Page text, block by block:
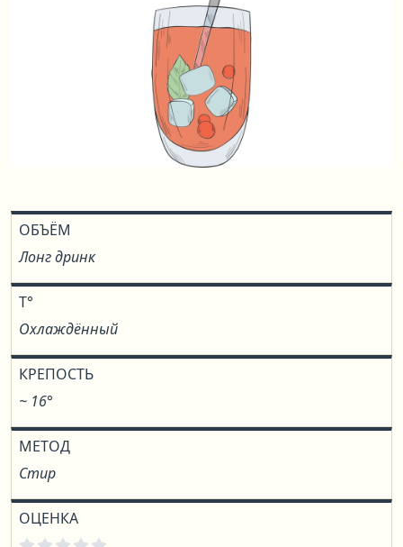
ОБЪЁМ
Лонг дринк
T°
Охлаждённый
КРЕПОСТЬ
~ 16°
МЕТОД
Стир
ОЦЕНКА